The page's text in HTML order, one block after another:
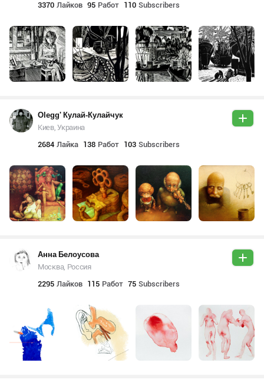
3370 Лайков 95 Работ 110 Subscribers
Olegg' Кулай-Кулайчук
Киев, Украина
2684 Лайка 138 Работ 103 Subscribers
Анна Белоусова
Москва, Россия
2295 Лайков 115 Работ 75 Subscribers